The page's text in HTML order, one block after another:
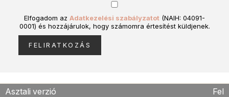
Elfogadom az Adatkezelési szabályzatot (NAIH: 04091-
0001) és hozzájárulok, hogy számomra értesítést küldjenek.
Asztali verzió Fel